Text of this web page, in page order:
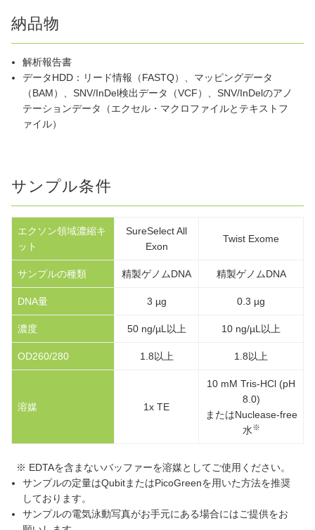
納品物
解析報告書
データHDD：リード情報（FASTQ）、マッピングデータ
（BAM）、SNV/InDel検出データ（VCF）、SNV/InDelのアノ
テーションデータ（エクセル・マクロファイルとテキストフ
ァイル）
サンプル条件
エクソン領域濃縮キ
ット
SureSelect All
Exon
Twist Exome
サンプルの種類 精製ゲノムDNA 精製ゲノムDNA
DNA量 3 µg 0.3 µg
濃度 50 ng/µL以上 10 ng/µL以上
OD260/280 1.8以上 1.8以上
溶媒 1x TE
10 mM Tris-HCl (pH
8.0)
またはNuclease-free
水※
※ EDTAを含まないバッファーを溶媒としてご使用ください。
サンプルの定量はQubitまたはPicoGreenを用いた方法を推奨
しております。
サンプルの電気泳動写真がお手元にある場合にはご提供をお